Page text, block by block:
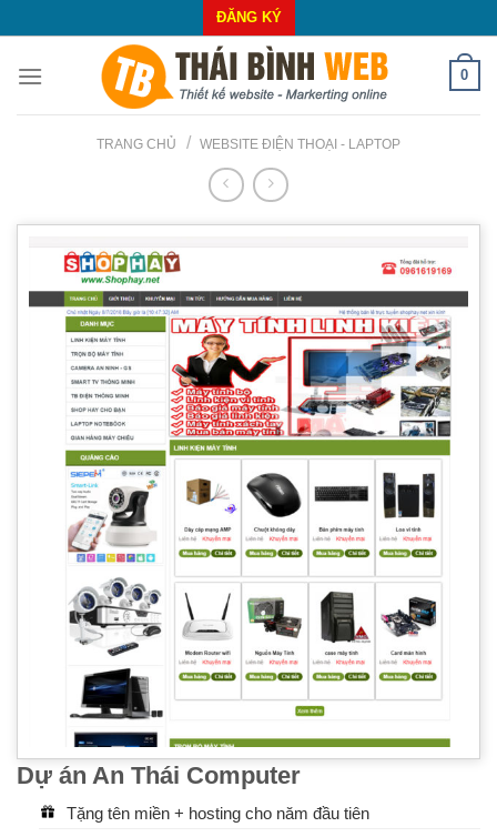
to
content
ĐĂNG KÝ
0
TRANG CHỦ / WEBSITE ĐIỆN THOẠI - LAPTOP
Dự án An Thái Computer
Tặng tên miền + hosting cho năm đầu tiên